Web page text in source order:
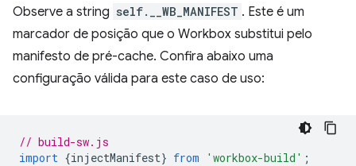
Observe a string self.__WB_MANIFEST . Este é um
marcador de posição que o Workbox substitui pelo
manifesto de pré-cache. Confira abaixo uma
configuração válida para este caso de uso:
// build-sw.js
import {injectManifest} from 'workbox-build' ;